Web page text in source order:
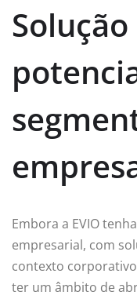
Embora a EVIO
empresarial, com
contexto
ter um âmbito de